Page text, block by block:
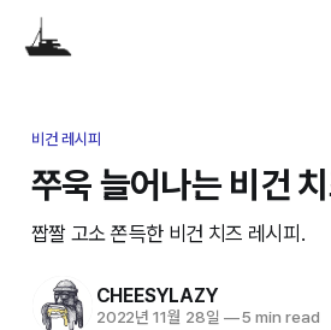
비건 레시피
쭈욱 늘어나는 비건
짭짤 고소 쫀득한 비건 치즈 레시피.
CHEESYLAZY
2022년 11월 28일 —5 min read